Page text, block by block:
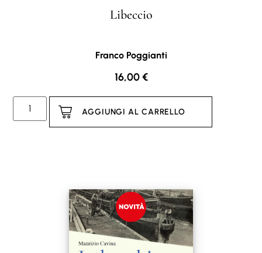
Libeccio
Franco Poggianti
16,00€
AGGIUNGI AL CARRELLO